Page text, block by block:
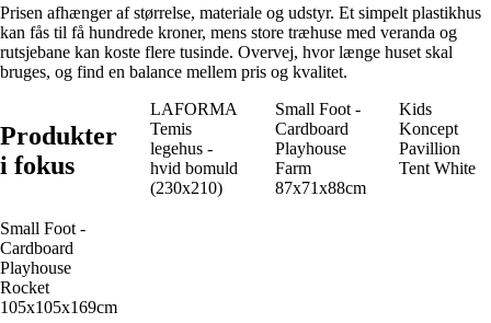
Prisen afhænger af størrelse, materiale og udstyr. Et simpelt plastikhus
kan fås til få hundrede kroner, mens store træhuse med veranda og
rutsjebane kan koste flere tusinde. Overvej, hvor længe huset skal
bruges, og find en balance mellem pris og kvalitet.
Produkter
i fokus
LAFORMA
Temis
legehus -
hvid bomuld
(230x210)
Small Foot -
Cardboard
Playhouse
Farm
87x71x88cm
Kids
Koncept
Pavillion
Tent White
Small Foot -
Cardboard
Playhouse
Rocket
105x105x169cm